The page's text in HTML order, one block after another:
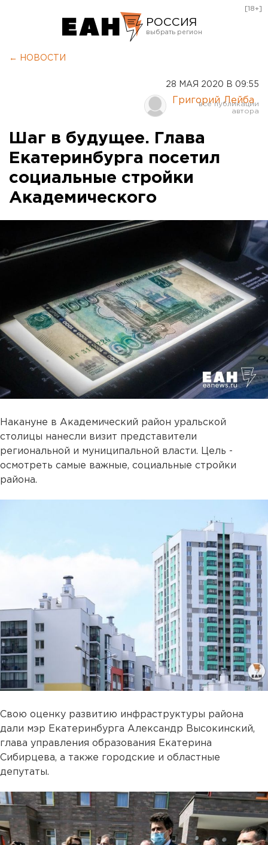
РОССИЯ
Курган
Оренбург
[18+]
← НОВОСТИ
28 МАЯ 2020 В 09:55
Григорий Лейба
Шаг в будущее. Глава
Екатеринбурга посетил
социальные стройки
Академического
Накануне в Академический район уральской
столицы нанесли визит представители
региональной и муниципальной власти. Цель -
осмотреть самые важные, социальные стройки
района.
Свою оценку развитию инфраструктуры района
дали мэр Екатеринбурга Александр Высокинский,
глава управления образования Екатерина
Сибирцева, а также городские и областные
депутаты.